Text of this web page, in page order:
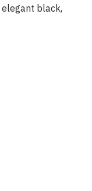
elegant black,